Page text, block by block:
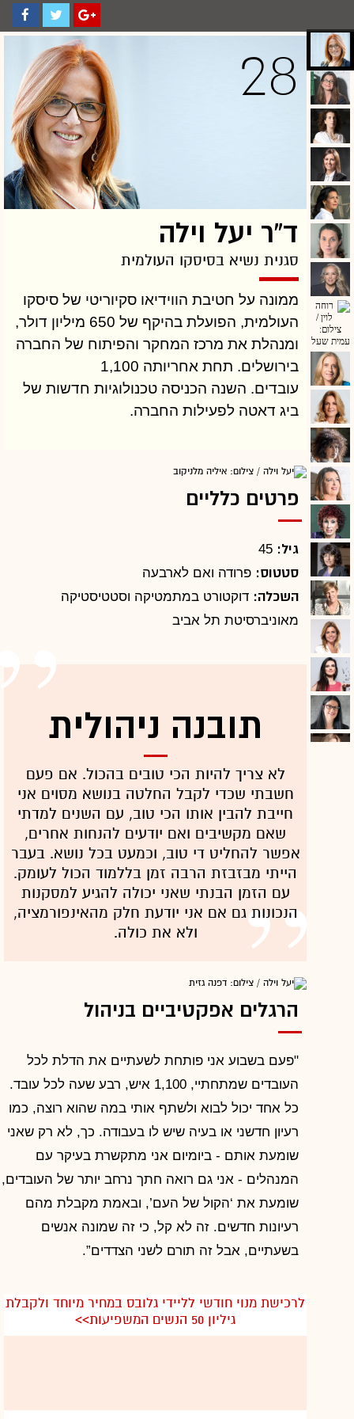
28
ד”ר יעל וילה
סגנית נשיא בסיסקו העולמית
ממונה על חטיבת הווידיאו סקיוריטי של סיסקו
העולמית, הפועלת בהיקף של 650 מיליון דולר,
ומנהלת את מרכז המחקר והפיתוח של החברה
בירושלים. תחת אחריותה 1,100
עובדים. השנה הכניסה טכנולוגיות חדשות של
ביג דאטה לפעילות החברה.
פרטים כלליים
גיל:
סטטוס: פרודה ואם לארבעה
השכלה: דוקטורט במתמטיקה וסטטיסטיקה
מאוניברסיטת תל אביב
תובנה ניהולית
לא צריך להיות הכי טובים בהכול. אם פעם
חשבתי שכדי לקבל החלטה בנושא מסוים אני
חייבת להבין אותו הכי טוב, עם השנים למדתי
שאם מקשיבים ואם יודעים להנחות אחרים,
אפשר להחליט די טוב, וכמעט בכל נושא. בעבר
הייתי מבזבזת הרבה זמן בללמוד הכול לעומק.
עם הזמן הבנתי שאני יכולה להגיע למסקנות
הנכונות גם אם אני יודעת חלק מהאינפורמציה,
ולא את כולה.
הרגלים אפקטיביים בניהול
"פעם בשבוע אני פותחת לשעתיים את הדלת לכל
העובדים שמתחתיי, 1,100 איש, רבע שעה לכל עובד.
כל אחד יכול לבוא ולשתף אותי במה שהוא רוצה, כמו
רעיון חדשני או בעיה שיש לו בעבודה. כך, לא רק שאני
שומעת אותם - ביומיום אני מתקשרת בעיקר עם
המנהלים - אני גם רואה חתך נרחב יותר של העובדים,
שומעת את ‘הקול של העם’, ובאמת מקבלת מהם
רעיונות חדשים. זה לא קל, כי זה שמונה אנשים
בשעתיים, אבל זה תורם לשני הצדדים”.
לרכישת מנוי חודשי לליידי גלובס במחיר מיוחד ולקבלת
גיליון 50 הנשים המשפיעות>>